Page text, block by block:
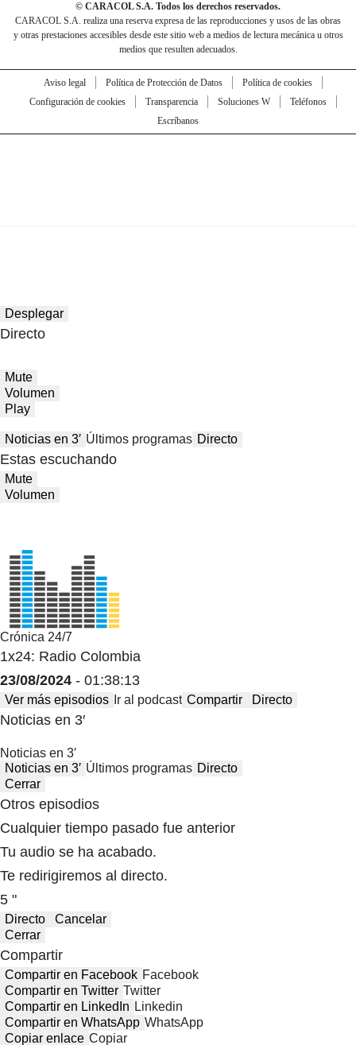
© CARACOL S.A. Todos los derechos reservados.
CARACOL S.A. realiza una reserva expresa de las reproducciones y usos de las obras
y otras prestaciones accesibles desde este sitio web a medios de lectura mecánica u otros
medios que resulten adecuados.
Aviso legal Política de Protección de Datos
Política de cookies
Configuración de cookies
Transparencia Soluciones W
Teléfonos
Escríbanos
Desplegar
Directo
Mute
Volumen
Play
Noticias en 3′ Últimos programas Directo
Estas escuchando
Mute
Volumen
Crónica 24/7
1x24: Radio Colombia
23/08/2024 - 01:38:13
Ver más episodios Ir al podcast Compartir Directo
Noticias en 3′
Noticias en 3′
Noticias en 3′ Últimos programas Directo
Cerrar
Otros episodios
Cualquier tiempo pasado fue anterior
Tu audio se ha acabado.
Te redirigiremos al directo.
5 "
Directo
Cancelar
Cerrar
Compartir
Compartir en Facebook Facebook
Compartir en Twitter Twitter
Compartir en LinkedIn Linkedin
Compartir en WhatsApp WhatsApp
Copiar enlace Copiar